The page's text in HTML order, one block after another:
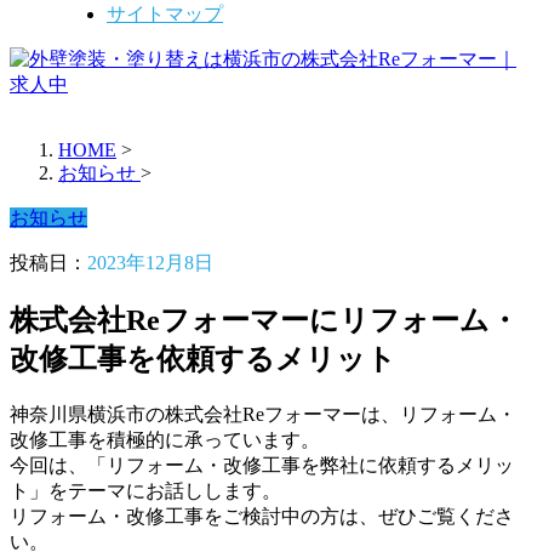
サイトマップ
HOME >
お知らせ >
お知らせ
投稿日： 2023年12月8日
株式会社Reフォーマーにリフォーム・
改修工事を依頼するメリット
神奈川県横浜市の株式会社Reフォーマーは、リフォーム・
改修工事を積極的に承っています。
今回は、「リフォーム・改修工事を弊社に依頼するメリッ
ト」をテーマにお話しします。
リフォーム・改修工事をご検討中の方は、ぜひご覧くださ
い。